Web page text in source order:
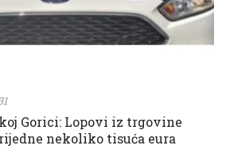
Gorici: Lopovi iz trgovine
nekoliko tisuća eura